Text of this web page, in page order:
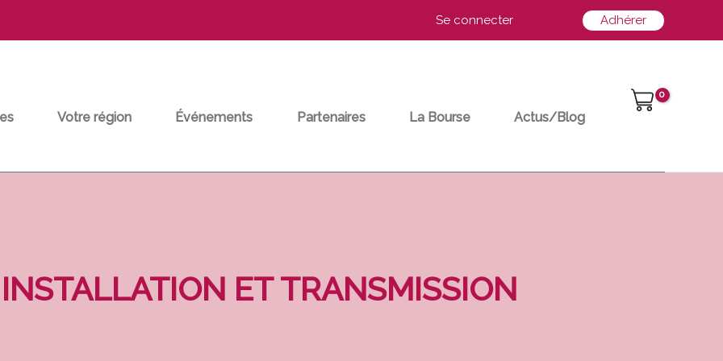
Se connecter Adhérer
Votre région Événements Partenaires La Bourse Actus/Blog
ET TRANSMISSION